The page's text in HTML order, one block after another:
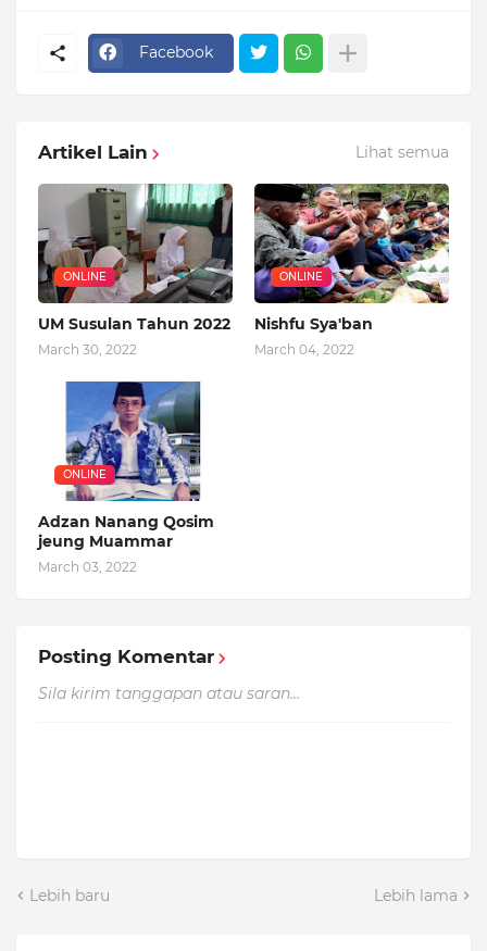
Facebook
Artikel Lain Lihat semua
ONLINE
UM Susulan Tahun 2022
March 30, 2022
ONLINE
Nishfu Sya'ban
March 04, 2022
ONLINE
Adzan Nanang Qosim
jeung Muammar
March 03, 2022
Posting Komentar
Sila kirim tanggapan atau saran...
Lebih baru Lebih lama